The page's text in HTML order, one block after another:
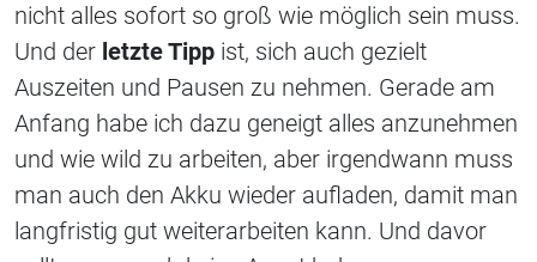
nicht alles sofort so groß wie möglich sein muss.
Und der letzte Tipp ist, sich auch gezielt
Auszeiten und Pausen zu nehmen. Gerade am
Anfang habe ich dazu geneigt alles anzunehmen
und wie wild zu arbeiten, aber irgendwann muss
man auch den Akku wieder aufladen, damit man
langfristig gut weiterarbeiten kann. Und davor